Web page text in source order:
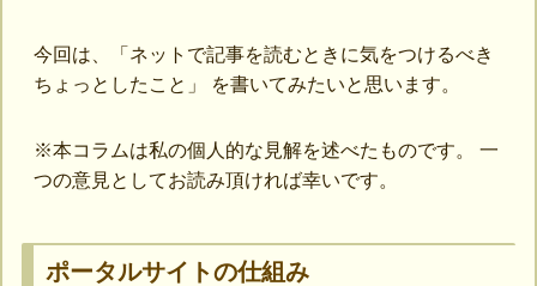
今回は、「ネットで記事を読むときに気をつけるべき
ちょっとしたこと」 を書いてみたいと思います。
※本コラムは私の個人的な見解を述べたものです。 一
つの意見としてお読み頂ければ幸いです。
ポータルサイトの仕組み